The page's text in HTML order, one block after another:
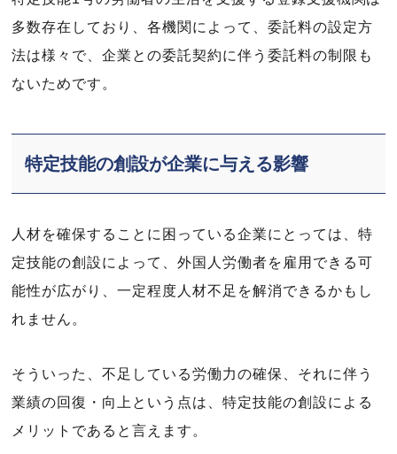
多数存在しており、各機関によって、委託料の設定方
法は様々で、企業との委託契約に伴う委託料の制限も
ないためです。
特定技能の創設が企業に与える影響
人材を確保することに困っている企業にとっては、特
定技能の創設によって、外国人労働者を雇用できる可
能性が広がり、一定程度人材不足を解消できるかもし
れません。
そういった、不足している労働力の確保、それに伴う
業績の回復・向上という点は、特定技能の創設による
メリットであると言えます。